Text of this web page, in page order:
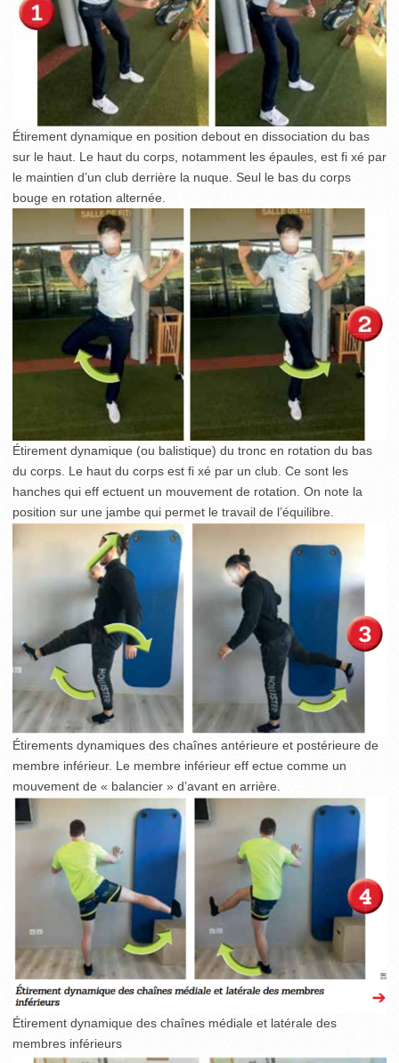
Étirement dynamique en position debout en dissociation du bas
sur le haut. Le haut du corps, notamment les épaules, est fi xé par
le maintien d’un club derrière la nuque. Seul le bas du corps
bouge en rotation alternée.
Étirement dynamique (ou balistique) du tronc en rotation du bas
du corps. Le haut du corps est fi xé par un club. Ce sont les
hanches qui eff ectuent un mouvement de rotation. On note la
position sur une jambe qui permet le travail de l’équilibre.
Étirements dynamiques des chaînes antérieure et postérieure de
membre inférieur. Le membre inférieur eff ectue comme un
mouvement de « balancier » d’avant en arrière.
Étirement dynamique des chaînes médiale et latérale des
membres inférieurs